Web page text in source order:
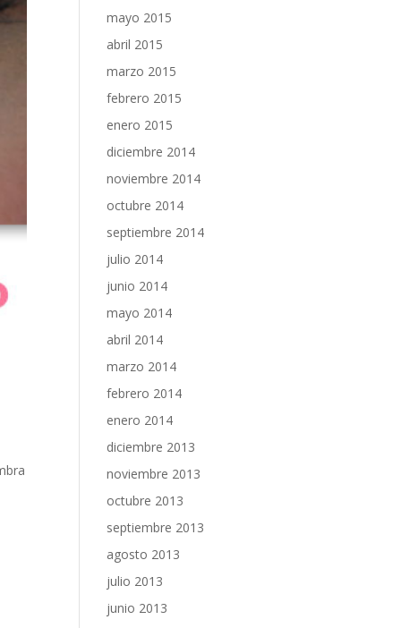
mayo 2015
abril 2015
marzo 2015
febrero 2015
enero 2015
diciembre 2014
noviembre 2014
octubre 2014
septiembre 2014
julio 2014
junio 2014
mayo 2014
abril 2014
marzo 2014
febrero 2014
enero 2014
diciembre 2013
noviembre 2013
octubre 2013
septiembre 2013
agosto 2013
julio 2013
junio 2013